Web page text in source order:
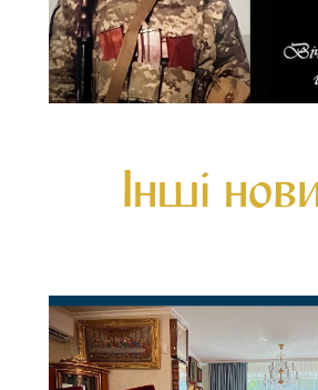
Інші